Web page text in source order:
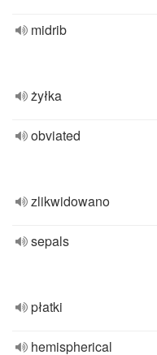
midrib
żyłka
obviated
zlikwidowano
sepals
płatki
hemispherical